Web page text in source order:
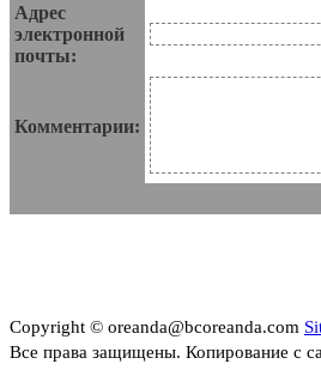
Адрес
электронной
почты:
Комментарии:
Copyright © oreanda@bcoreanda.com
Все права защищены. Копирование с